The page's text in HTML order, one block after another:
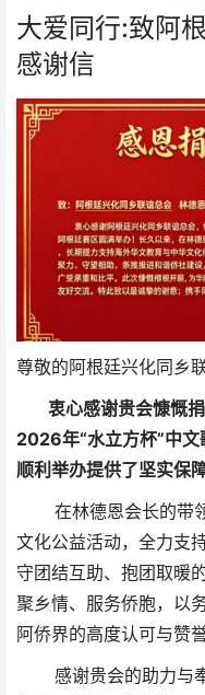
大爱同行:致阿
感谢信
尊敬的阿根廷兴化同乡
衷心感谢贵会慷慨
2026年“水立方杯”中
顺利举办提供了坚实保障
在林德恩会长的带领
文化公益活动，全力支
守团结互助、抱团取暖
聚乡情、服务侨胞，以
阿侨界的高度认可与赞誉
感谢贵会的助力与奉